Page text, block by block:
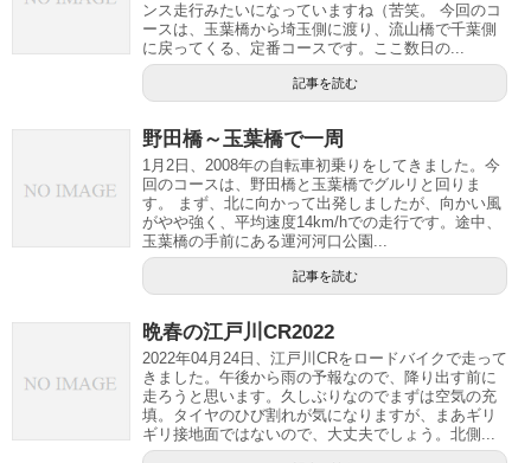
ンス走行みたいになっていますね（苦笑。 今回のコ
ースは、玉葉橋から埼玉側に渡り、流山橋で千葉側
に戻ってくる、定番コースです。ここ数日の...
記事を読む
野田橋～玉葉橋で一周
1月2日、2008年の自転車初乗りをしてきました。今
回のコースは、野田橋と玉葉橋でグルリと回りま
す。 まず、北に向かって出発しましたが、向かい風
がやや強く、平均速度14km/hでの走行です。途中、
玉葉橋の手前にある運河河口公園...
記事を読む
晩春の江戸川CR2022
2022年04月24日、江戸川CRをロードバイクで走って
きました。午後から雨の予報なので、降り出す前に
走ろうと思います。久しぶりなのでまずは空気の充
填。タイヤのひび割れが気になりますが、まあギリ
ギリ接地面ではないので、大丈夫でしょう。北側...